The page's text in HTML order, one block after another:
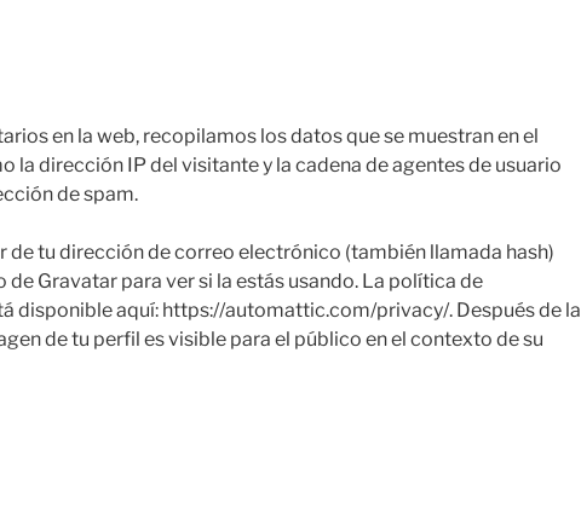
en la web, recopilamos los datos que se muestran en el
la dirección IP del visitante y la cadena de agentes de usuario
de spam.
de tu dirección de correo electrónico (también llamada hash)
Gravatar para ver si la estás usando. La política de
disponible aquí: https://automattic.com/privacy/. Después de la
de tu perfil es visible para el público en el contexto de su